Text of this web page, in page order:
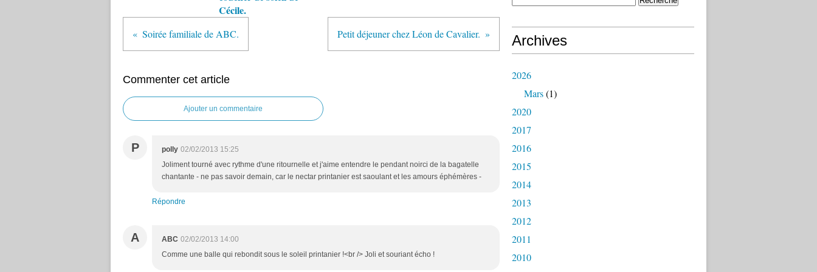
Cécile.
Soirée familiale de ABC. Petit déjeuner chez Léon de Cavalier.
Commenter cet article
Ajouter un commentaire
P polly 02/02/2013 15:25
Joliment tourné avec rythme d'une ritournelle et j'aime entendre le pendant noirci de la bagatelle
chantante - ne pas savoir demain, car le nectar printanier est saoulant et les amours éphémères -
Répondre
A ABC 02/02/2013 14:00
Comme une balle qui rebondit sous le soleil printanier !<br /> Joli et souriant écho !
Archives
2026
Mars(1)
2020
2017
2016
2015
2014
2013
2012
2011
2010